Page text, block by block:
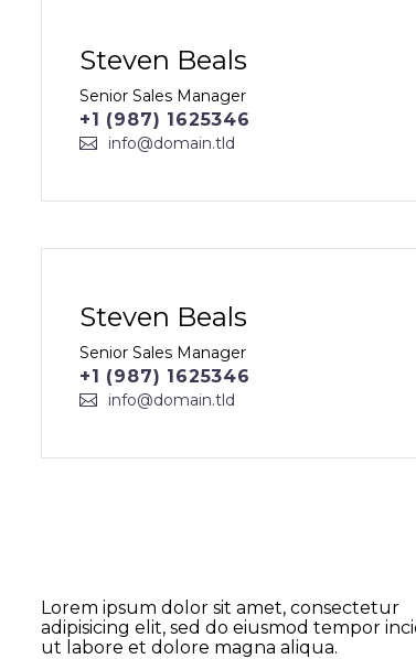
Steven Beals
Senior Sales Manager
+1 (987) 1625346
info@domain.tld
Steven Beals
Senior Sales Manager
+1 (987) 1625346
info@domain.tld
Lorem ipsum dolor sit amet, consectetur
adipisicing elit, sed do eiusmod tempor
ut labore et dolore magna aliqua.